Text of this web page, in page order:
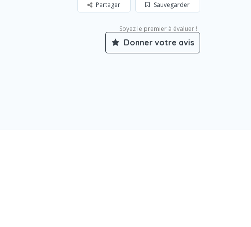
Sauvegarder
Partager
Soyez le premier à évaluer !
Donner votre avis